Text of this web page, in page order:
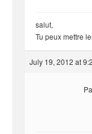
salut,
Tu peux mettre
July 19, 2012 at